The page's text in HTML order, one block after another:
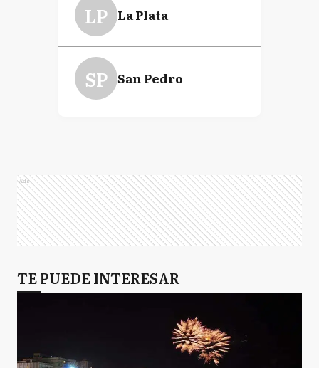
LP La Plata
SP San Pedro
Ads
TE PUEDE INTERESAR